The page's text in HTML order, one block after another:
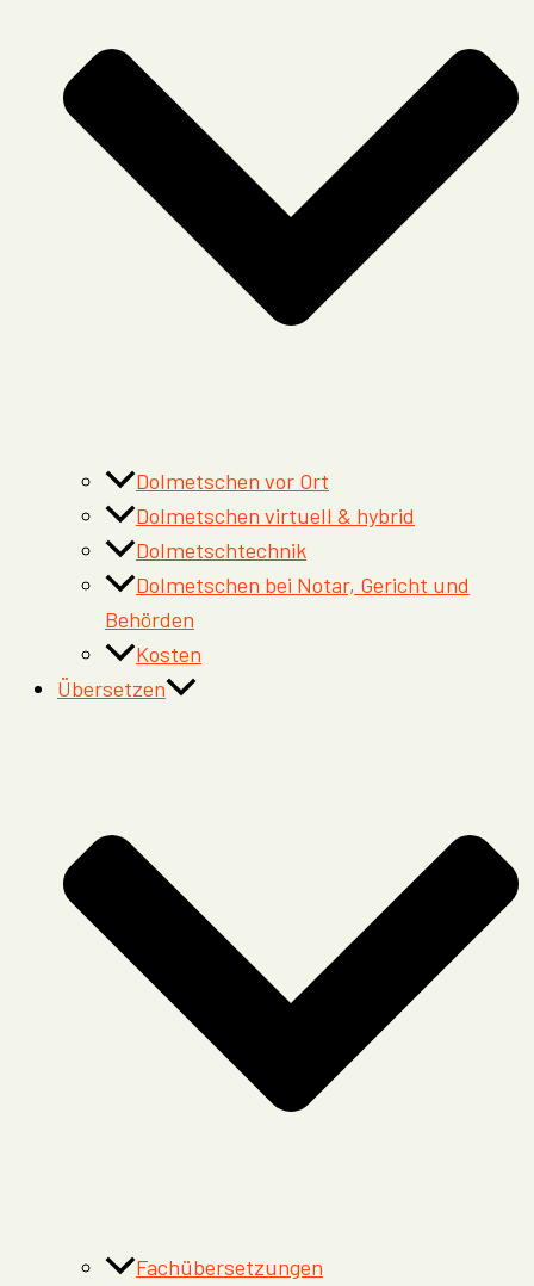
Dolmetschen vor Ort
Dolmetschen virtuell & hybrid
Dolmetschtechnik
Dolmetschen bei Notar, Gericht und
Behörden
Kosten
Übersetzen
Fachübersetzungen